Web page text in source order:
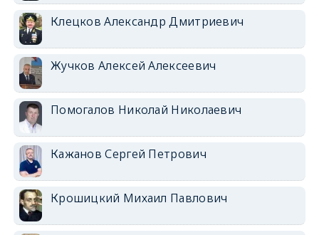
Клецков Александр Дмитриевич
Жучков Алексей Алексеевич
Помогалов Николай Николаевич
Кажанов Сергей Петрович
Крошицкий Михаил Павлович